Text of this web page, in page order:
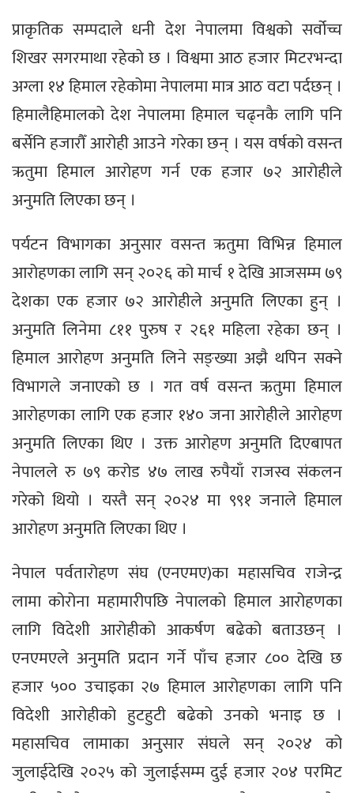
प्राकृतिक सम्पदाले धनी देश नेपालमा विश्वको सर्वोच्च
शिखर सगरमाथा रहेको छ । विश्वमा आठ हजार मिटरभन्दा
अग्ला १४ हिमाल रहेकोमा नेपालमा मात्र आठ वटा पर्दछन् ।
हिमालैहिमालको देश नेपालमा हिमाल चढ्नकै लागि पनि
बर्सेनि हजारौँ आरोही आउने गरेका छन् । यस वर्षको वसन्त
ऋतुमा हिमाल आरोहण गर्न एक हजार ७२ आरोहीले
अनुमति लिएका छन् ।
पर्यटन विभागका अनुसार वसन्त ऋतुमा विभिन्न हिमाल
आरोहणका लागि सन् २०२६ को मार्च १ देखि आजसम्म ७९
देशका एक हजार ७२ आरोहीले अनुमति लिएका हुन् ।
अनुमति लिनेमा ८११ पुरुष र २६१ महिला रहेका छन् ।
हिमाल आरोहण अनुमति लिने सङ्ख्या अझै थपिन सक्ने
विभागले जनाएको छ । गत वर्ष वसन्त ऋतुमा हिमाल
आरोहणका लागि एक हजार १४० जना आरोहीले आरोहण
अनुमति लिएका थिए । उक्त आरोहण अनुमति दिएबापत
नेपालले रु ७९ करोड ४७ लाख रुपैयाँ राजस्व संकलन
गरेको थियो । यस्तै सन् २०२४ मा ९९१ जनाले हिमाल
आरोहण अनुमति लिएका थिए ।
नेपाल पर्वतारोहण संघ (एनएमए)का महासचिव राजेन्द्र
लामा कोरोना महामारीपछि नेपालको हिमाल आरोहणका
लागि विदेशी आरोहीको आकर्षण बढेको बताउछन् ।
एनएमएले अनुमति प्रदान गर्ने पाँच हजार ८०० देखि छ
हजार ५०० उचाइका २७ हिमाल आरोहणका लागि पनि
विदेशी आरोहीको हुटहुटी बढेको उनको भनाइ छ ।
महासचिव लामाका अनुसार संघले सन् २०२४ को
जुलाईदेखि २०२५ को जुलाईसम्म दुई हजार २०४ परमिट